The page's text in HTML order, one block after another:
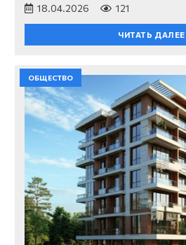
18.04.2026 121
ЧИТАТЬ ДАЛЕЕ
ОБЩЕСТВО